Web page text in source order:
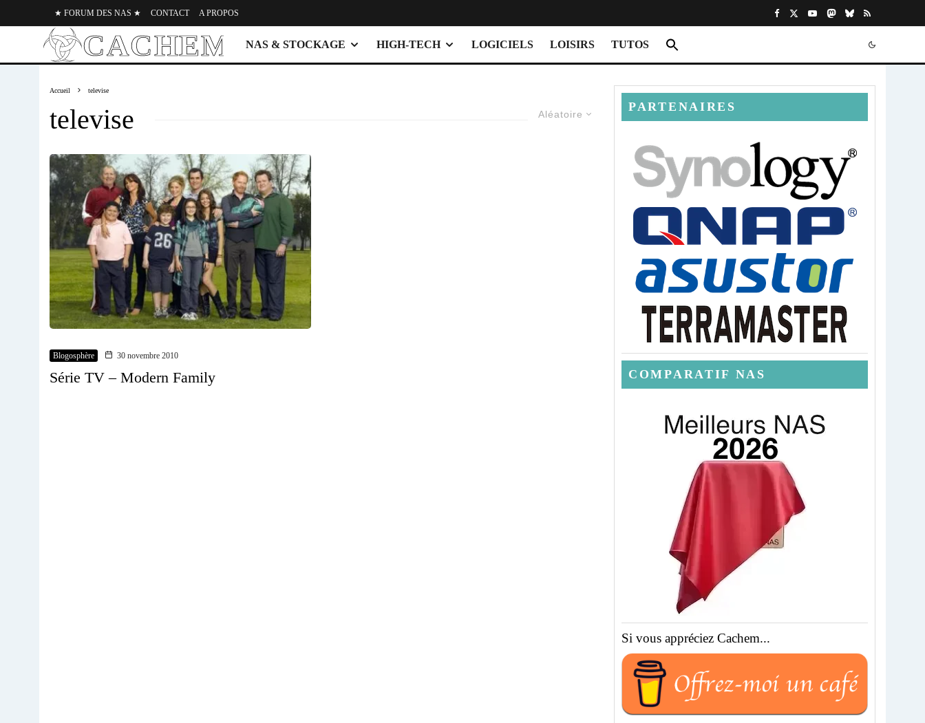
★ FORUM DES NAS ★ CONTACT A PROPOS
NAS & STOCKAGE HIGH-TECH LOGICIELS LOISIRS TUTOS
Accueil televise
Aléatoire
televise
Blogosphère 30 novembre 2010
Série TV – Modern Family
PARTENAIRES
COMPARATIF NAS
Si vous appréciez Cachem...